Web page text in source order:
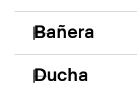
Bañera
Ducha